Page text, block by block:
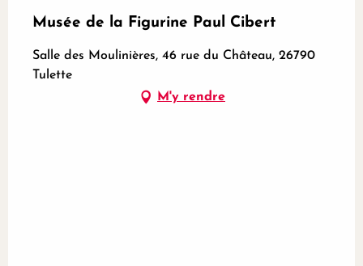
Musée de la Figurine Paul Cibert
Salle des Moulinières, 46 rue du Château, 26790
Tulette
M'y rendre